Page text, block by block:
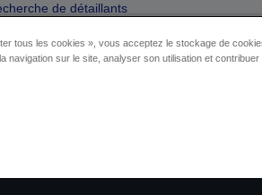
de détaillants
tous les cookies », vous acceptez le stockage de
navigation sur le site, analyser son utilisation et contribuer